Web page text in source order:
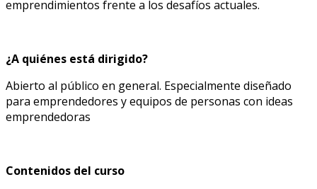
emprendimientos frente a los desafíos actuales.
¿A quiénes está dirigido?
Abierto al público en general. Especialmente diseñado
para emprendedores y equipos de personas con ideas
emprendedoras
Contenidos del curso